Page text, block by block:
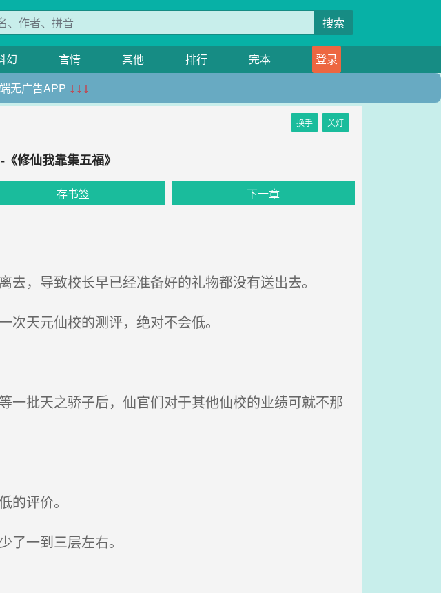
搜索
幻 言情 其他 排行 完本
登录
无广告APP ↓↓↓
换手 关灯
修仙我靠集五福》
存书签 下一章
，导致校长早已经准备好的礼物都没有送出去。
天元仙校的测评，绝对不会低。
批天之骄子后，仙官们对于其他仙校的业绩可就不那
评价。
一到三层左右。